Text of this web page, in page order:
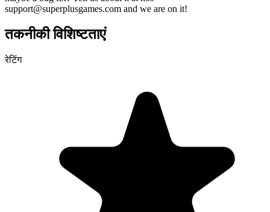
support@superplusgames.com and we are on it!
तकनीकी विशिष्टताएं
रेटिंग